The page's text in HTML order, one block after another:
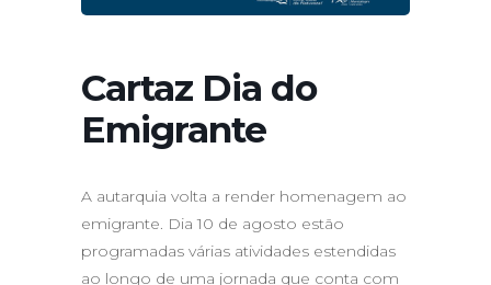
Cartaz Dia do
Emigrante
A autarquia volta a render homenagem ao
emigrante. Dia 10 de agosto estão
programadas várias atividades estendidas
ao longo de uma jornada que conta com